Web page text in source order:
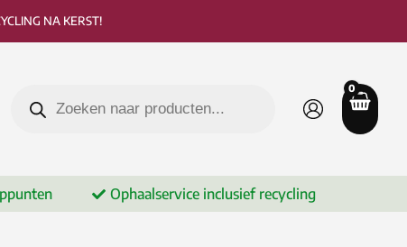
NA KERST!
Ophaalservice inclusief recycling